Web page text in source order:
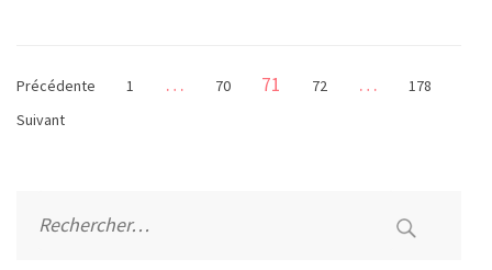
Pagination
des
Précédente Page
1 … Page
70 Page
71 Page
72 … Page
178
Suivant